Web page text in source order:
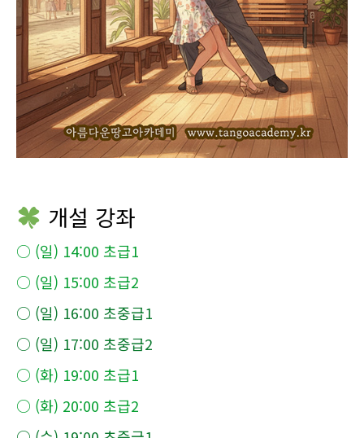
개설 강좌
○ (일) 14:00 초급1
○ (일) 15:00 초급2
○ (일) 16:00 초중급1
○ (일) 17:00 초중급2
○ (화) 19:00 초급1
○ (화) 20:00 초급2